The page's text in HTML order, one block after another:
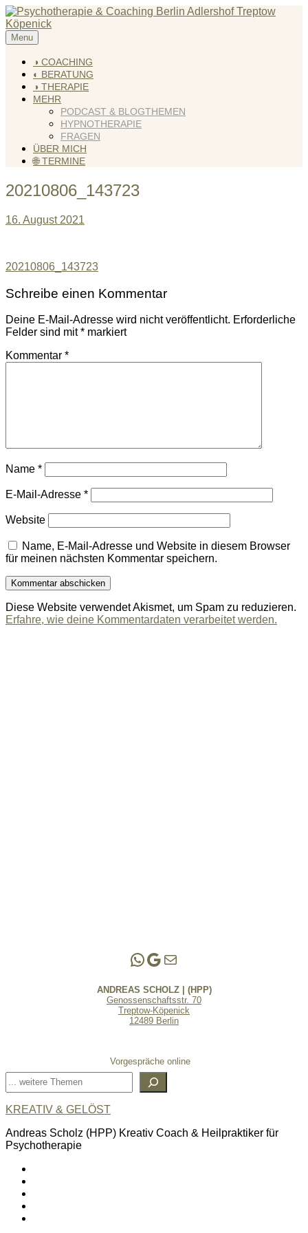
Skip
to
content
KREATIV & GELÖST
Andreas Scholz (HPP) Kreativ Coach & Heilpraktiker für
Psychotherapie
Menu
◑ COACHING
◐ BERATUNG
◑ THERAPIE
MEHR
PODCAST & BLOGTHEMEN
HYPNOTHERAPIE
FRAGEN
ÜBER MICH
🌐 TERMINE
20210806_143723
16. August 2021
Beitragsnavigation
20210806_143723
Schreibe einen Kommentar
Deine E-Mail-Adresse wird nicht veröffentlicht. Erforderliche
Felder sind mit* markiert
Kommentar *
Name *
E-Mail-Adresse *
Website
Name, E-Mail-Adresse und Website in diesem Browser
für meinen nächsten Kommentar speichern.
Diese Website verwendet Akismet, um Spam zu reduzieren.
Erfahre, wie deine Kommentardaten verarbeitet werden.
Andreas Scholz | (HPP)
Praxis Adlershof
E-Mail an mich ...
ANDREAS SCHOLZ | (HPP)
Genossenschaftsstr. 70
Treptow-Köpenick
12489 Berlin
Vorgespräche online
Suchen
KREATIV & GELÖST
Andreas Scholz (HPP) Kreativ Coach & Heilpraktiker für
Psychotherapie